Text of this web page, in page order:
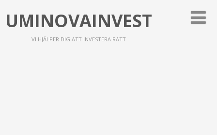
UMINOVAINVEST
VI HJÄLPER DIG ATT INVESTERA RÄTT